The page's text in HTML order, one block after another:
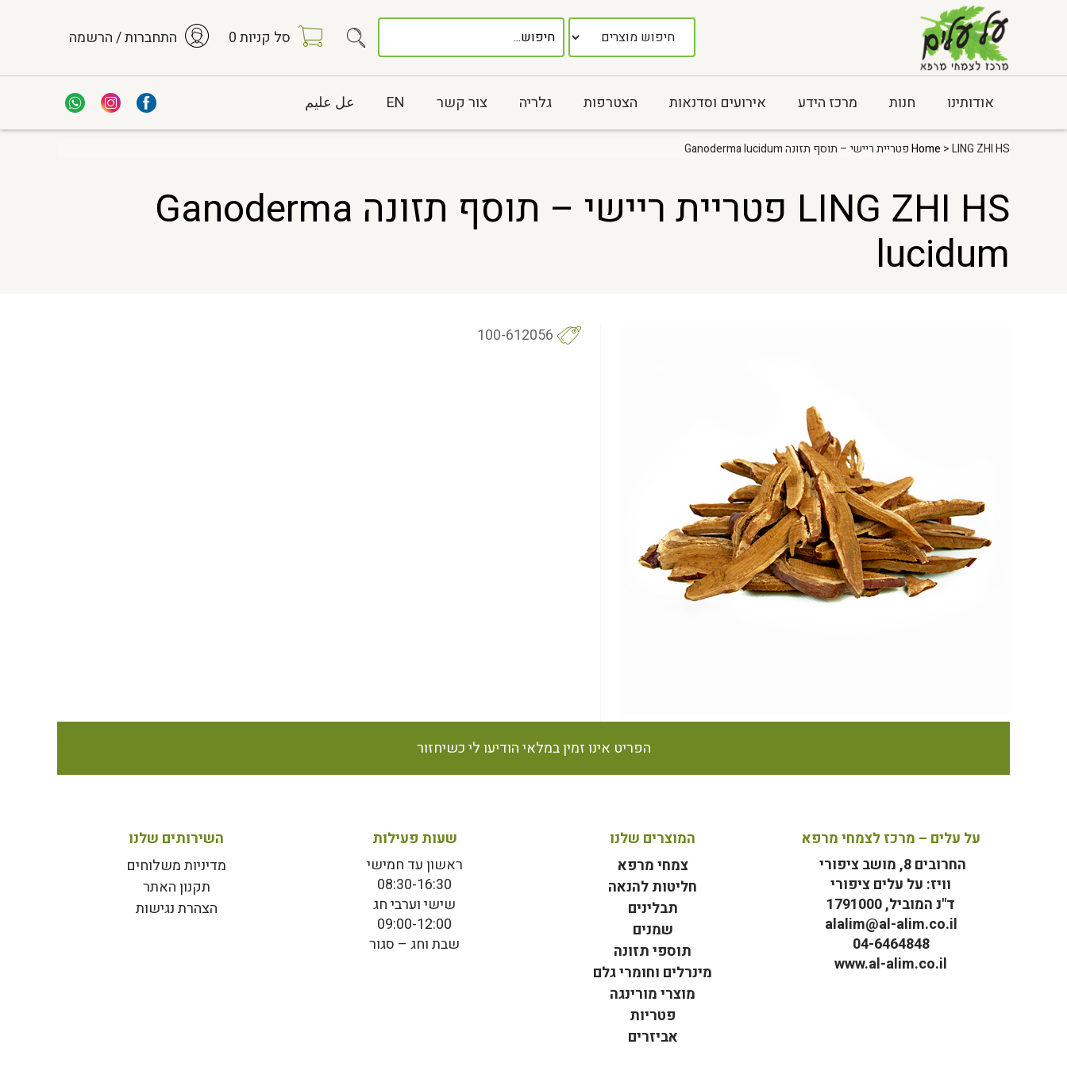
סל קניות0 התחברות / הרשמה
אודותינו חנות מרכז הידע אירועים וסדנאות הצטרפות גלריה צור קשר EN عل عليم
Home > LING ZHI HS פטריית ריישי – תוסף תזונה Ganoderma lucidum
LING ZHI HS פטריית ריישי – תוסף תזונה Ganoderma
lucidum
100-612056
הפריט אינו זמין במלאי הודיעו לי כשיחזור
על עלים – מרכז לצמחי מרפא
החרובים 8, מושב ציפורי
וויז: על עלים ציפורי
ד"נ המוביל, 1791000
alalim@al-alim.co.il
04-6464848
www.al-alim.co.il
המוצרים שלנו
צמחי מרפא
חליטות להנאה
תבלינים
שמנים
תוספי תזונה
מינרלים וחומרי גלם
מוצרי מורינגה
פטריות
אביזרים
שעות פעילות
ראשון עד חמישי
08:30-16:30
שישי וערבי חג
09:00-12:00
שבת וחג – סגור
השירותים שלנו
מדיניות משלוחים
תקנון האתר
הצהרת נגישות